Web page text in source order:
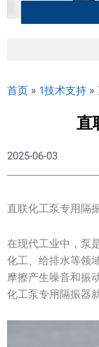
首页 » 1技术支持 »
直
2025-06-03
直联化工泵专用隔
在现代工业中，泵
化工、给排水等领
摩擦产生噪音和振
化工泵专用隔振器